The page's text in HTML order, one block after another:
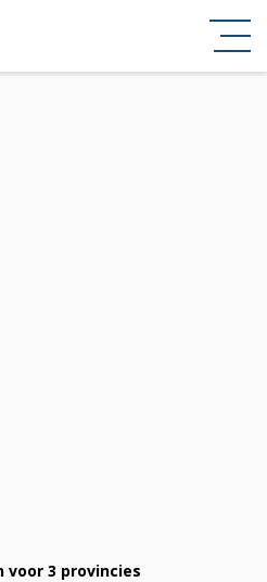
voor 3 provincies